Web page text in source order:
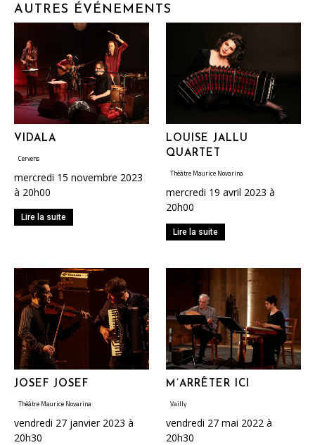
AUTRES ÉVÉNEMENTS
VIDALA
Cervens
mercredi 15 novembre 2023
à 20h00
Lire la suite
LOUISE JALLU
QUARTET
Théâtre Maurice Novarina
mercredi 19 avril 2023 à
20h00
Lire la suite
JOSEF JOSEF
Théâtre Maurice Novarina
vendredi 27 janvier 2023 à
20h30
M’ARRÊTER ICI
Vailly
vendredi 27 mai 2022 à
20h30